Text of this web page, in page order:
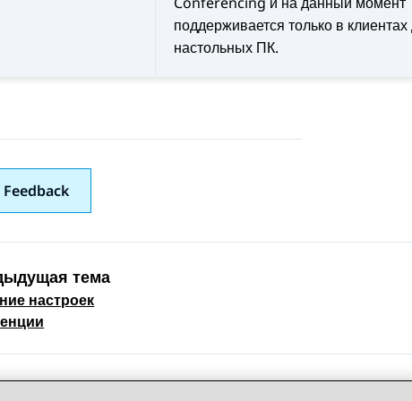
поддерживается только в клиентах
настольных ПК.
Feedback
тема
настроек